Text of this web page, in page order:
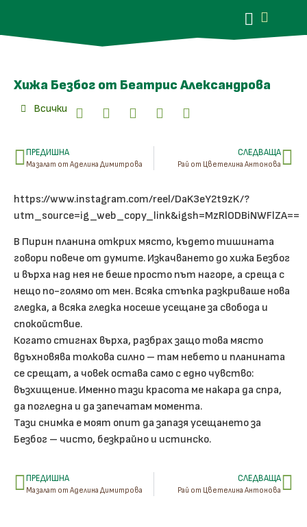
Хижа Безбог от Беатрис Александрова
Всички
ПРЕДИШНА
Мазалат от Аделина Димитрова
СЛЕДВАЩА
Рай от Цветелина Антонова
https://www.instagram.com/reel/DaK3eY2t9zK/?
utm_source=ig_web_copy_link&igsh=MzRlODBiNWFlZA==
В Пирин планина открих място, където тишината
говори повече от думите. Изкачването до хижа Безбог
и върха над нея не беше просто път нагоре, а среща с
нещо по-голямо от мен. Всяка стъпка разкриваше нова
гледка, а всяка гледка носеше усещане за свобода и
спокойствие.
Когато стигнах върха, разбрах защо това място
вдъхновява толкова силно – там небето и планината
се срещат, а човек остава само с едно чувство:
възхищение. Именно тази красота ме накара да спра,
да погледна и да запечатам момента.
Тази снимка е моят опит да запазя усещането за
Безбог – чисто, безкрайно и истинско.
ПРЕДИШНА
Мазалат от Аделина Димитрова
СЛЕДВАЩА
Рай от Цветелина Антонова